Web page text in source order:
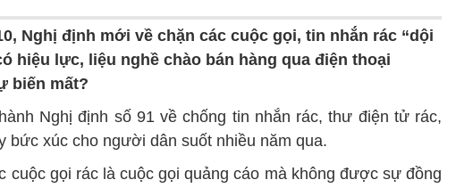
Nghị định mới về chặn các cuộc gọi, tin nhắn rác “dội
hiệu lực, liệu nghề chào bán hàng qua điện thoại
biến mất?
Nghị định số 91 về chống tin nhắn rác, thư điện tử rác,
bức xúc cho người dân suốt nhiều năm qua.
cuộc gọi rác là cuộc gọi quảng cáo mà không được sự đồng